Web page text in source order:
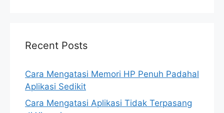
Recent Posts
Cara Mengatasi Memori HP Penuh Padahal
Aplikasi Sedikit
Cara Mengatasi Aplikasi Tidak Terpasang